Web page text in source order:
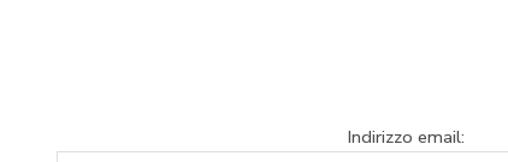
Indirizzo email: